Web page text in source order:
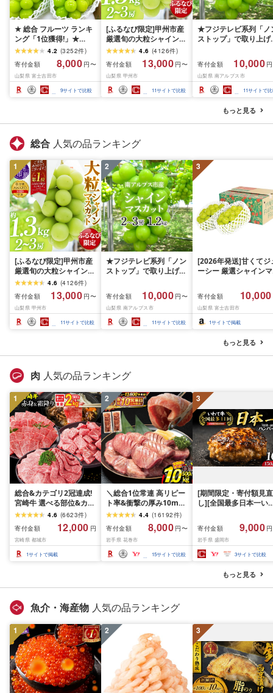
★ 総合 フルーツ ランキ
ング「1位獲得!」★
2026年発送 シャインマ
スカット 選べる容量
500g 1kg 1.5kg 2kg
3kg ふるさと納税 フル
ーツ ぶどう 果物 送料無
料 山梨県産 2026 旬 大
2026年発送 ]
4.2 (3252件)
寄付金額
8,000 円〜
山梨県 富士吉田市
9サイトで比較
[ふるなび限定]甲州市産
厳選旬の大粒シャインマ
スカット 約1.3kg 2〜3
房[2026年発送]
(MG)B12-472 FN-
Limited-VO シャインマ
スカット フルーツ
4.6 (4126件)
寄付金額
13,000 円〜
山梨県 甲州市
11サイトで比較
★フジテレビ系列「ノ
ストップ」で取り上げ
先行予約]南アルプス市
産シャインマスカット
1.2kg以上(2〜3房)ふ
さと納税 おすすめ 山
県 南アルプス市 送料
寄付金額 10,000
山梨県 南アルプス市
11サイトで
もっと見る
総合 人気の品ランキング
1
[ふるなび限定]甲州市産
厳選旬の大粒シャインマ
スカット 約1.3kg 2〜3
房[2026年発送]
(MG)B12-472 FN-
Limited-VO シャインマ
スカット フルーツ
4.6 (4126件)
寄付金額
13,000 円〜
山梨県 甲州市
11サイトで比較
2
★フジテレビ系列「ノン
ストップ」で取り上げら
先行予約]南アルプス市
産シャインマスカット
1.2kg以上(2〜3房)ふる
さと納税 おすすめ 山梨
県 南アルプス市 送料無
寄付金額 10,000 円〜
山梨県 南アルプス市
11サイトで比較
3
[2026年発送]甘くてジ
ーシー 厳選シャインマ
月前半(1〜15日)から
月下旬までの発送) フ
ーツ ぶどう 果物 山梨
産 2026 旬 大粒 高級
寄付金額 10,000
山梨県 富士吉田市
1サイトで掲載
もっと見る
肉 人気の品ランキング
1
総合&カテゴリ2冠達成!
宮崎牛 選べる部位&カッ
ト (赤身&霜降り)or(赤身
のみ) 500g 1kg 2kg[発
送時期が選べる] 牛肉 焼
肉 すき焼き しゃぶしゃ
ぶ ステーキ ギフト お中
4.6 (6623件)
寄付金額
12,000 円
宮崎県 都城市
1サイトで掲載
2
＼総合1位常連 高リピー
ト率&衝撃の厚み10mm
厚切り牛タン 塩味/ ≪ス
ピード発送!!10営業日以
内発送≫ 選べる内容量
500g / 1kg 定期便 毎月
届く 牛肉 肉 BBQ ふるさ
と 人気 ランキング 岩手
4.4 (16192件)
寄付金額
8,000 円〜
岩手県 花巻市
15サイトで比較
3
[期間限定・寄付額見直
し][全国最多日本一い
1.5kg(150g×10個) い
て牛 × 岩中豚 ハンバー
グ 合挽き 合い挽き 黒
和牛 人気 冷凍 個包装
分け 冷凍 牛肉 豚肉 和
ビーフ ポーク はんば
ぐ 挽肉 お肉 ミンチ 肉
お弁当 hannba-gu ラ
寄付金額 9,000
岩手県 盛岡市
3サイトで比較
もっと見る
魚介・海産物 人気の品ランキング
1 2 3